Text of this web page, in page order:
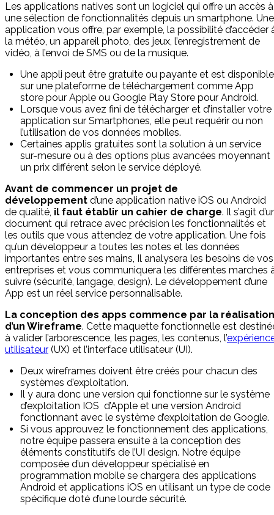
Les applications natives sont un logiciel qui offre un accès à
une sélection de fonctionnalités depuis un smartphone. Une
application vous offre, par exemple, la possibilité d’accéder
la météo, un appareil photo, des jeux, l’enregistrement de
vidéo, à l’envoi de SMS ou de la musique.
Une appli peut être gratuite ou payante et est disponible
sur une plateforme de téléchargement comme App
store pour Apple ou Google Play Store pour Android.
Lorsque vous avez fini de télécharger et d’installer votre
application sur Smartphones, elle peut requérir ou non
l’utilisation de vos données mobiles.
Certaines applis gratuites sont la solution à un service
sur-mesure ou à des options plus avancées moyennant
un prix différent selon le service déployé.
Avant de commencer un projet de
développement d’une application native iOS ou Android
de qualité, il faut établir un cahier de charge. Il s’agit
document qui retrace avec précision les fonctionnalités et
les outils que vous attendez de votre application. Une fois
qu’un développeur a toutes les notes et les données
importantes entre ses mains, Il analysera les besoins de vos
entreprises et vous communiquera les différentes marches
suivre (sécurité, langage, design). Le développement d’une
App est un réel service personnalisable.
La conception des apps commence par la réalisation
d’un Wireframe. Cette maquette fonctionnelle est
à valider l’arborescence, les pages, les contenus, l’
utilisateur (UX) et l’interface utilisateur (UI).
Deux wireframes doivent être créés pour chacun des
systèmes d’exploitation.
Il y aura donc une version qui fonctionne sur le système
d’exploitation IOS d’Apple et une version Android
fonctionnant avec le système d’exploitation de Google.
Si vous approuvez le fonctionnement des applications,
notre équipe passera ensuite à la conception des
éléments constitutifs de l’UI design. Notre équipe
composée d’un développeur spécialisé en
programmation mobile se chargera des applications
Android et applications iOS en utilisant un type de code
spécifique doté d’une lourde sécurité.